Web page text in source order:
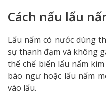
Cách nấu lẩu
Lẩu nấm có nước dùng
sự thanh đạm và không
thể chế biến lẩu nấm
bào ngư hoặc lẩu nấm
vào lẩu.